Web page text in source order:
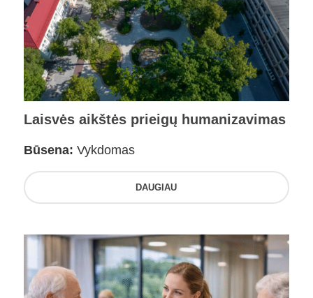
Laisvės aikštės prieigų humanizavimas
Būsena: Vykdomas
DAUGIAU